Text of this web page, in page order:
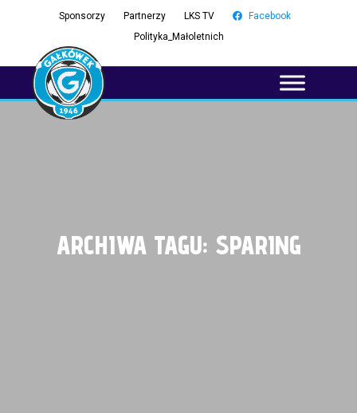
Sponsorzy Partnerzy LKS TV
Facebook
Polityka_Małoletnich
ARCHIWA TAGU: SPARING